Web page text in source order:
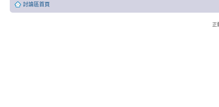
討論區首頁
正